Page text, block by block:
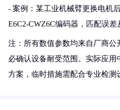
- 案例：某工业机械臂更换电机
E6C2-CWZ6C编码器，匹配误差
注：所有数值参数均来自厂商公
必确认设备耐受范围。实际应
方案，临时措施需配合专业检测